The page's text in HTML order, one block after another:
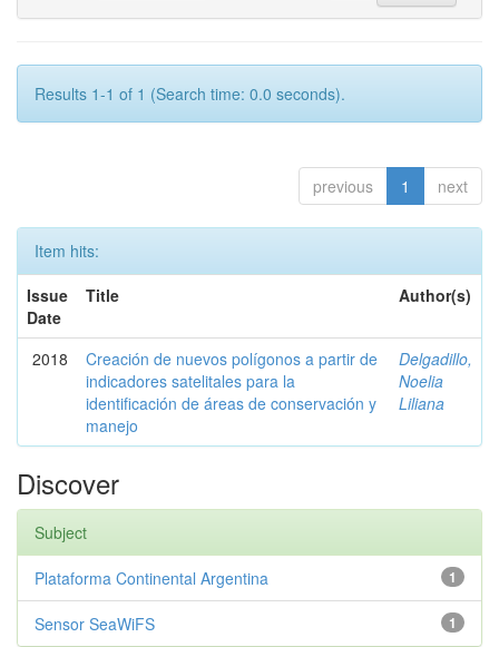
Results 1-1 of 1 (Search time: 0.0 seconds).
previous 1 next
Item hits:
Issue
Date
Title Author(s)
2018
Creación de nuevos polígonos a partir de
indicadores satelitales para la
identificación de áreas de conservación y
manejo
Delgadillo,
Noelia
Liliana
Discover
Subject
1
Plataforma Continental Argentina
1
Sensor SeaWiFS